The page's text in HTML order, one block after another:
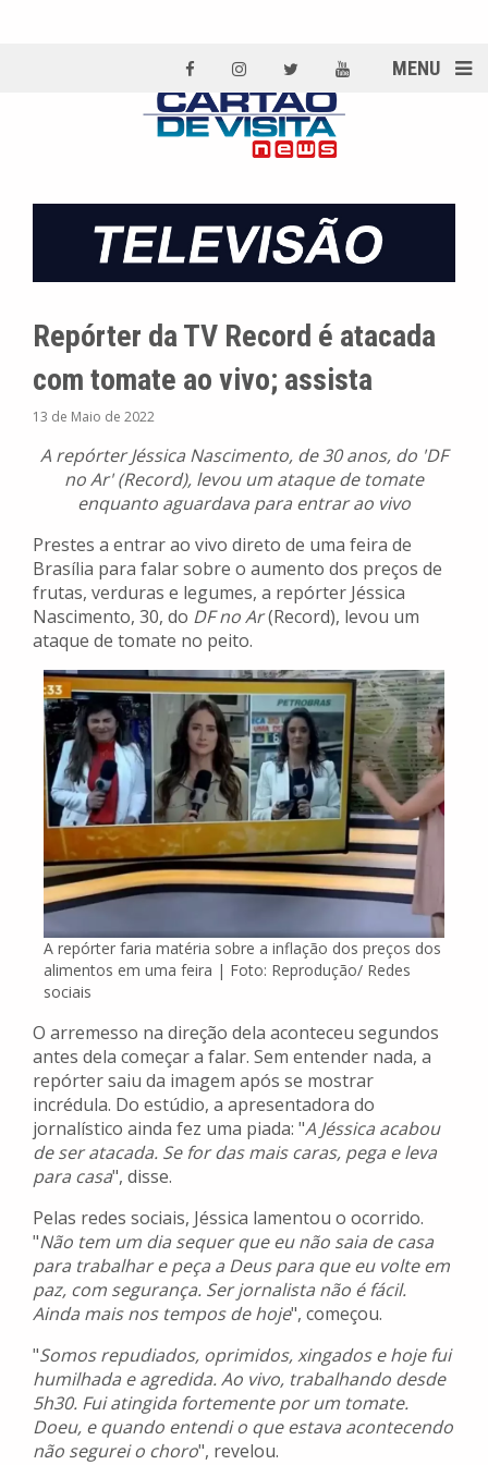
MENU
Repórter da TV Record é atacada
com tomate ao vivo; assista
13 de Maio de 2022
A repórter Jéssica Nascimento, de 30 anos, do 'DF
no Ar' (Record), levou um ataque de tomate
enquanto aguardava para entrar ao vivo
Prestes a entrar ao vivo direto de uma feira de
Brasília para falar sobre o aumento dos preços de
frutas, verduras e legumes, a repórter Jéssica
Nascimento, 30, do DF no Ar(Record), levou um
ataque de tomate no peito.
A repórter faria matéria sobre a inflação dos preços dos
alimentos em uma feira | Foto: Reprodução/ Redes
sociais
O arremesso na direção dela aconteceu segundos
antes dela começar a falar. Sem entender nada, a
repórter saiu da imagem após se mostrar
incrédula. Do estúdio, a apresentadora do
jornalístico ainda fez uma piada: "A Jéssica acabou
de ser atacada. Se for das mais caras, pega e leva
para casa", disse.
Pelas redes sociais, Jéssica lamentou o ocorrido.
"Não tem um dia sequer que eu não saia de casa
para trabalhar e peça a Deus para que eu volte em
paz, com segurança. Ser jornalista não é fácil.
Ainda mais nos tempos de hoje", começou.
"Somos repudiados, oprimidos, xingados e hoje fui
humilhada e agredida. Ao vivo, trabalhando desde
5h30. Fui atingida fortemente por um tomate.
Doeu, e quando entendi o que estava acontecendo
não segurei o choro", revelou.